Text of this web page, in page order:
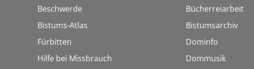
Beschwerde
Bistums-Atlas
Fürbitten
Hilfe bei Missbrauch
Bücherreiarbeit
Bistumsarchiv
Dominfo
Dommusik